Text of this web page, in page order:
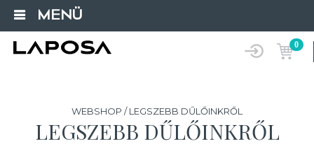
MENÜ
0
WEBSHOP / LEGSZEBB DŰLŐINKRŐL
LEGSZEBB DŰLŐINKRŐL